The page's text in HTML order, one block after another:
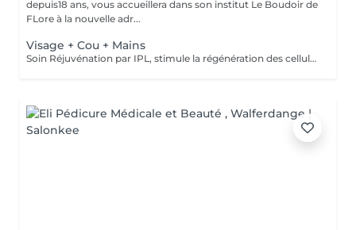
depuis18 ans, vous accueillera dans son institut Le Boudoir de
FLore à la nouvelle adr...
Visage + Cou + Mains
Soin Réjuvénation par IPL, stimule la régénération des cellules de collagène et atténue les taches pigmentaires